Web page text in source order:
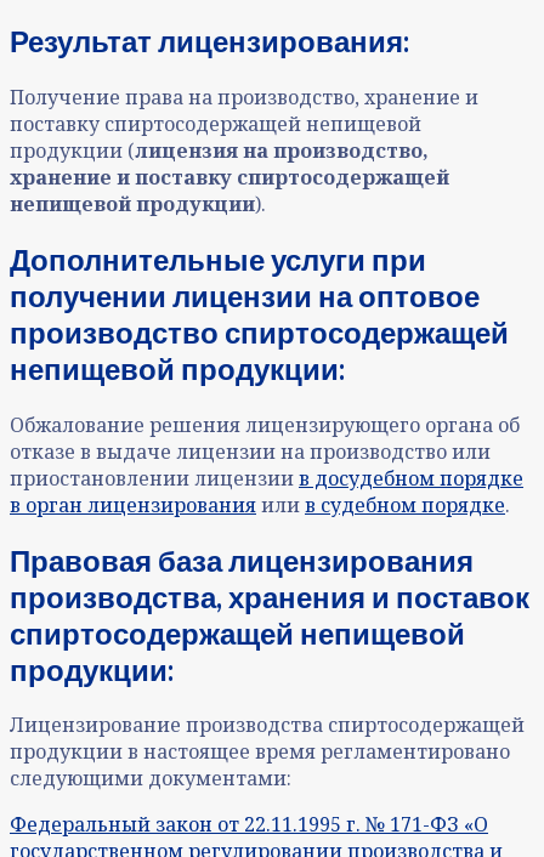
Результат лицензирования:
Получение права на производство, хранение и
поставку спиртосодержащей непищевой
продукции (лицензия на производство,
хранение и поставку спиртосодержащей
непищевой продукции).
Дополнительные услуги при
получении лицензии на оптовое
производство спиртосодержащей
непищевой продукции:
Обжалование решения лицензирующего органа об
отказе в выдаче лицензии на производство или
приостановлении лицензиив досудебном порядке
в орган лицензированияилив судебном порядке.
Правовая база лицензирования
производства, хранения и поставок
спиртосодержащей непищевой
продукции:
Лицензирование производства спиртосодержащей
продукции в настоящее время регламентировано
следующими документами:
Федеральный закон от 22.11.1995 г. № 171-ФЗ «О
государственном регулировании производства и